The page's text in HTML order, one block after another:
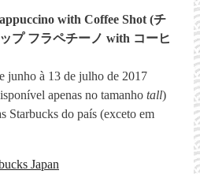
with Coffee Shot (チ
プ フラペチーノ with コーヒ
junho à 13 de julho de 2017
apenas no tamanho tall)
Starbucks do país (exceto em
Japan